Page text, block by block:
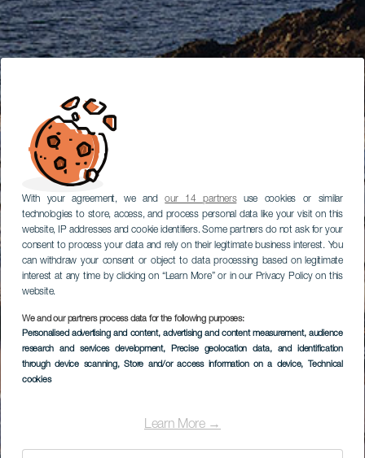
With your agreement, we andour 14 partnersuse cookies or similar
technologies to store, access, and process personal data like your visit on this
website, IP addresses and cookie identifiers. Some partners do not ask for your
consent to process your data and rely on their legitimate business interest. You
can withdraw your consent or object to data processing based on legitimate
interest at any time by clicking on “Learn More” or in our Privacy Policy on this
website.
We and our partners process data for the following purposes:
Personalised advertising and content, advertising and content measurement, audience
research and services development, Precise geolocation data, and identification
through device scanning, Store and/or access information on a device, Technical
cookies
Learn More →